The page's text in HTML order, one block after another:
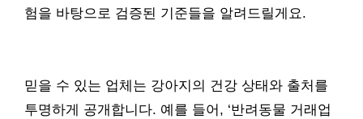
험을 바탕으로 검증된 기준들을 알려드릴게요.
믿을 수 있는 업체는 강아지의 건강 상태와 출처를
투명하게 공개합니다. 예를 들어, ‘반려동물 거래업